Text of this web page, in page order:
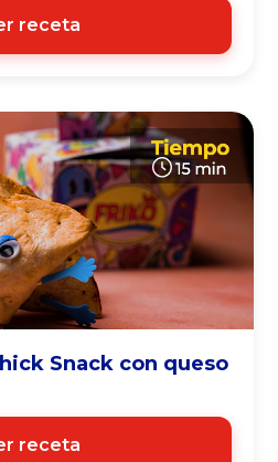
receta
Snack con queso
receta